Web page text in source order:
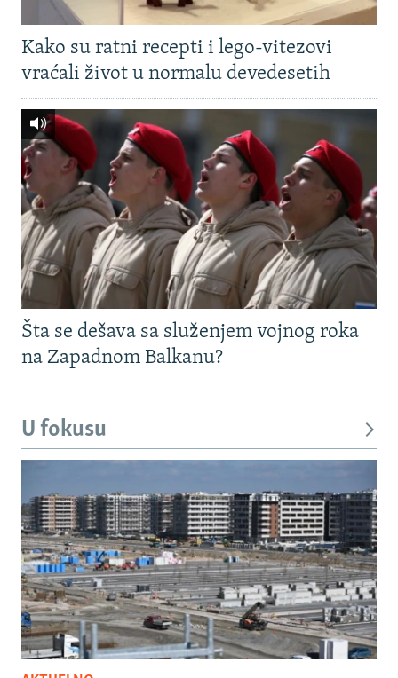
Kako su ratni recepti i lego-vitezovi
vraćali život u normalu devedesetih
Šta se dešava sa služenjem vojnog roka
na Zapadnom Balkanu?
U fokusu